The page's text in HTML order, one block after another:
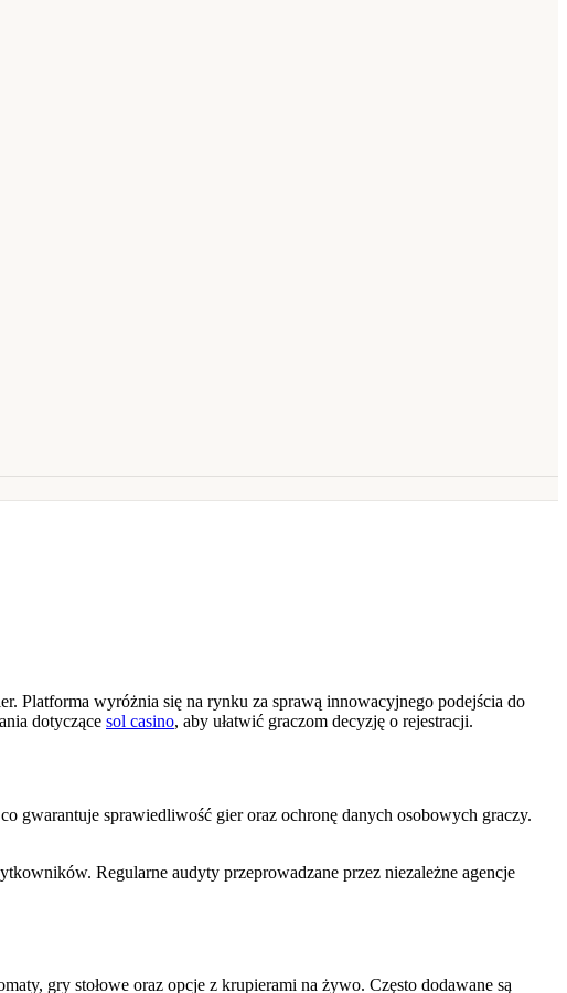
Platforma wyróżnia się na rynku za sprawą innowacyjnego podejścia do
dotyczące sol casino, aby ułatwić graczom decyzję o rejestracji.
gwarantuje sprawiedliwość gier oraz ochronę danych osobowych graczy.
Regularne audyty przeprowadzane przez niezależne agencje
gry stołowe oraz opcje z krupierami na żywo. Często dodawane są